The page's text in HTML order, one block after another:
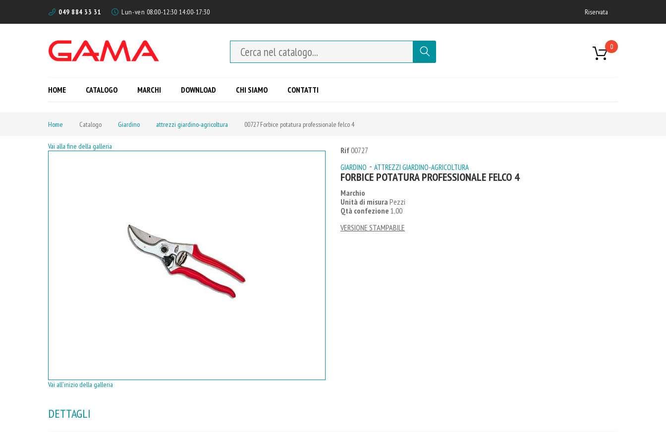
049 884 33 31 Lun-ven 08:00-12:30 14:00-17:30 Riservata
0
HOME CATALOGO MARCHI DOWNLOAD CHI SIAMO CONTATTI
Home Catalogo Giardino attrezzi giardino-agricoltura 00727 Forbice potatura professionale felco 4
Rif00727
GIARDINO - ATTREZZI GIARDINO-AGRICOLTURA
FORBICE POTATURA PROFESSIONALE FELCO 4
Marchio
Unità di misura Pezzi
Qtà confezione 1,00
VERSIONE STAMPABILE
Vai alla fine della galleria
Vai all'inizio della galleria
DETTAGLI